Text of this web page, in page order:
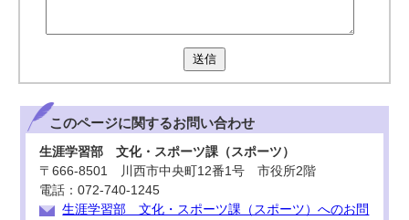
送信
このページに関するお問い合わせ
生涯学習部 文化・スポーツ課（スポーツ）
〒666-8501 川西市中央町12番1号 市役所2階
電話：072-740-1245
生涯学習部 文化・スポーツ課（スポーツ）へのお問